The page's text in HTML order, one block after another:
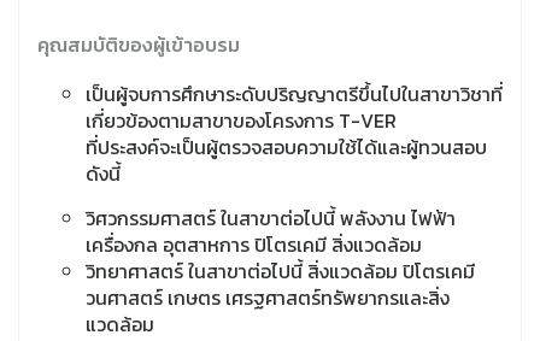
คุณสมบัติของผู้เข้าอบรม
เป็นผู้จบการศึกษาระดับปริญญาตรีขึ้นไปในสาขาวิชาที่
เกี่ยวข้องตามสาขาของโครงการ T-VER
ที่ประสงค์จะเป็นผู้ตรวจสอบความใช้ได้และผู้ทวนสอบ
ดังนี้
วิศวกรรมศาสตร์ ในสาขาต่อไปนี้ พลังงาน ไฟฟ้า
เครื่องกล อุตสาหการ ปิโตรเคมี สิ่งแวดล้อม
วิทยาศาสตร์ ในสาขาต่อไปนี้ สิ่งแวดล้อม ปิโตรเคมี
วนศาสตร์ เกษตร เศรฐศาสตร์ทรัพยากรและสิ่ง
แวดล้อม